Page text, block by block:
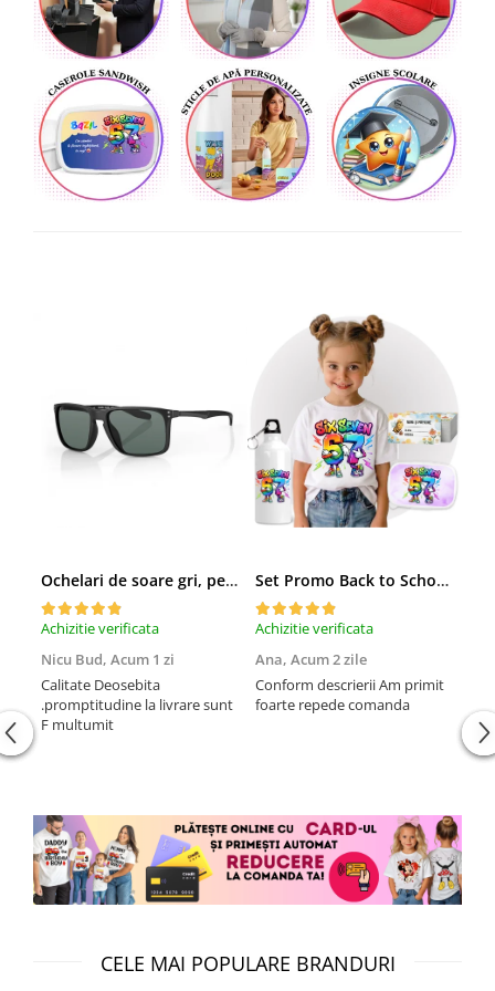
Tricouri de cuplu Valentine's Day
Valentine's Day
Cadouri pentru Bunici
Cadouri pentru Nasi si Fini
Cadouri Craciun
Cadouri pentru Mama
Cadouri pentru profesori sau absolventi
Cadouri pentru sportivi
Cadouri Pensionare
Ochelari de soare gri, pentru barbati, Daniel Klein Sunglasses, DK3250-2
Achizitie verificata
Nicu Bud, Acum 1 zi
Calitate Deosebita
.promptitudine la livrare sunt
F multumit
Set Promo Back to School Six Seven 67 – Tricou + Cutie + Bidon Personalizat pentru copilul tău
Achizitie verificata
Ana, Acum 2 zile
Conform descrierii Am primit
foarte repede comanda
la
CELE MAI POPULARE BRANDURI